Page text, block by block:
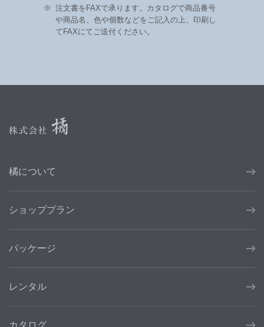
注文書をFAXで承ります。カタログで商品番号
や商品名、色や個数などをご記入の上、印刷し
てFAXにてご送付ください。
橘について
ショッププラン
パッケージ
レンタル